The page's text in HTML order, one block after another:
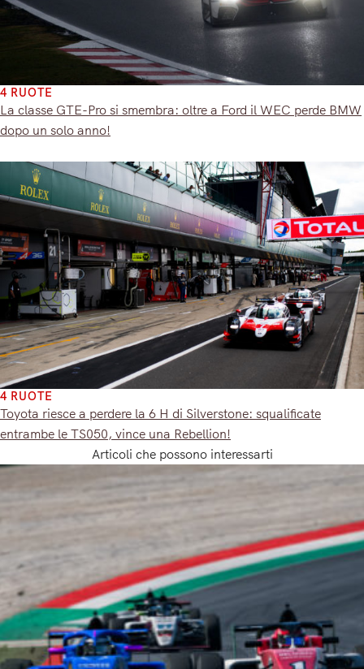
4 RUOTE
La classe GTE-Pro si smembra: oltre a Ford il WEC perde BMW
dopo un solo anno!
4 RUOTE
Toyota riesce a perdere la 6 H di Silverstone: squalificate
entrambe le TS050, vince una Rebellion!
Articoli che possono interessarti